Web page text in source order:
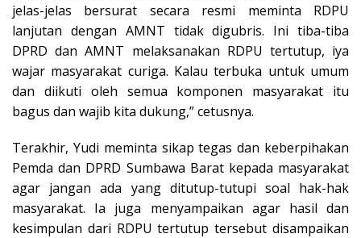
jelas-jelas bersurat secara resmi meminta RDPU
lanjutan dengan AMNT tidak digubris. Ini tiba-tiba
DPRD dan AMNT melaksanakan RDPU tertutup, iya
wajar masyarakat curiga. Kalau terbuka untuk umum
dan diikuti oleh semua komponen masyarakat itu
bagus dan wajib kita dukung,” cetusnya.
Terakhir, Yudi meminta sikap tegasdan keberpihakan
Pemda dan DPRD Sumbawa Barat kepada masyarakat
agar jangan ada yang ditutup-tutupi soal hak-hak
masyarakat. Ia juga menyampaikan agar hasil dan
kesimpulan dari RDPU tertutup tersebut disampaikan